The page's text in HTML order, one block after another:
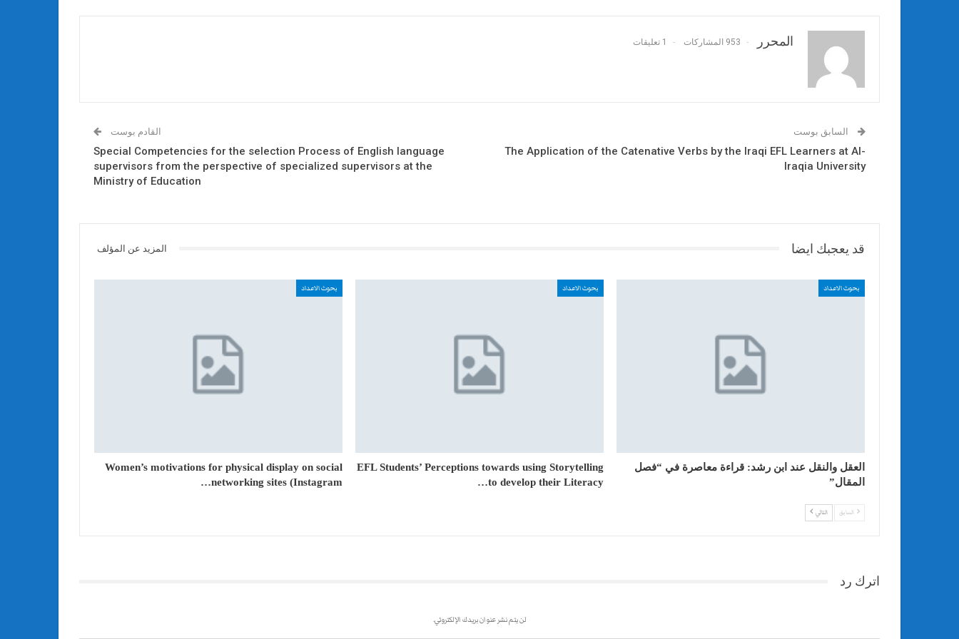
المحرر 953 المشاركات 1 تعليقات
السابق بوست
The Application of the Catenative Verbs by the Iraqi EFL Learners at Al-
Iraqia University
القادم بوست
Special Competencies for the selection Process of English language
supervisors from the perspective of specialized supervisors at the
Ministry of Education
قد يعجبك ايضا المزيد عن المؤلف
بحوث الاعداد
العقل والنقل عند ابن رشد: قراءة معاصرة في “فصل
المقال”
بحوث الاعداد
EFL Students’ Perceptions towards using Storytelling
to develop their Literacy…
بحوث الاعداد
Women’s motivations for physical display on social
networking sites (Instagram…
السابق التالي
اترك رد
لن يتم نشر عنوان بريدك الإلكتروني.